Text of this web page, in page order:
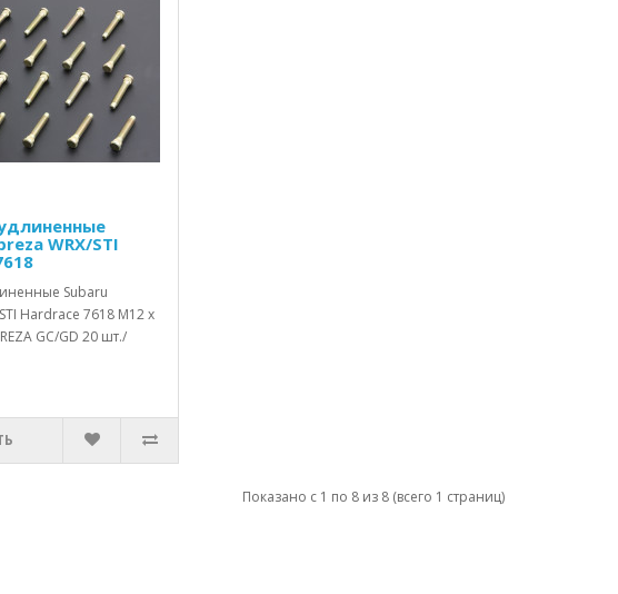
WRX/STI
Subaru
Hardrace 7618 M12 x
GC/GD 20 шт./
Показано с 1 по 8 из 8 (всего 1 страниц)